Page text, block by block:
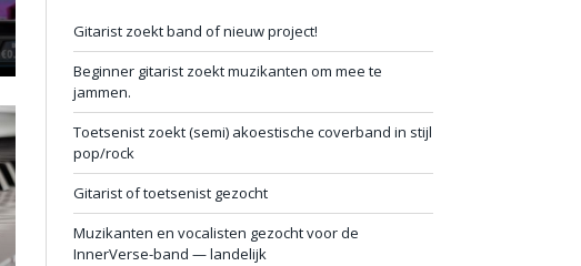
Gitarist zoekt band of nieuw project!
Beginner gitarist zoekt muzikanten om mee te
jammen.
Toetsenist zoekt (semi) akoestische coverband in stijl
pop/rock
Gitarist of toetsenist gezocht
Muzikanten en vocalisten gezocht voor de
InnerVerse-band — landelijk